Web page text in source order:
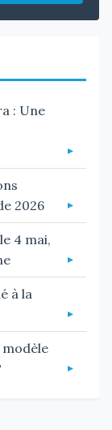
: Une
2026
4 mai,
à la
modèle